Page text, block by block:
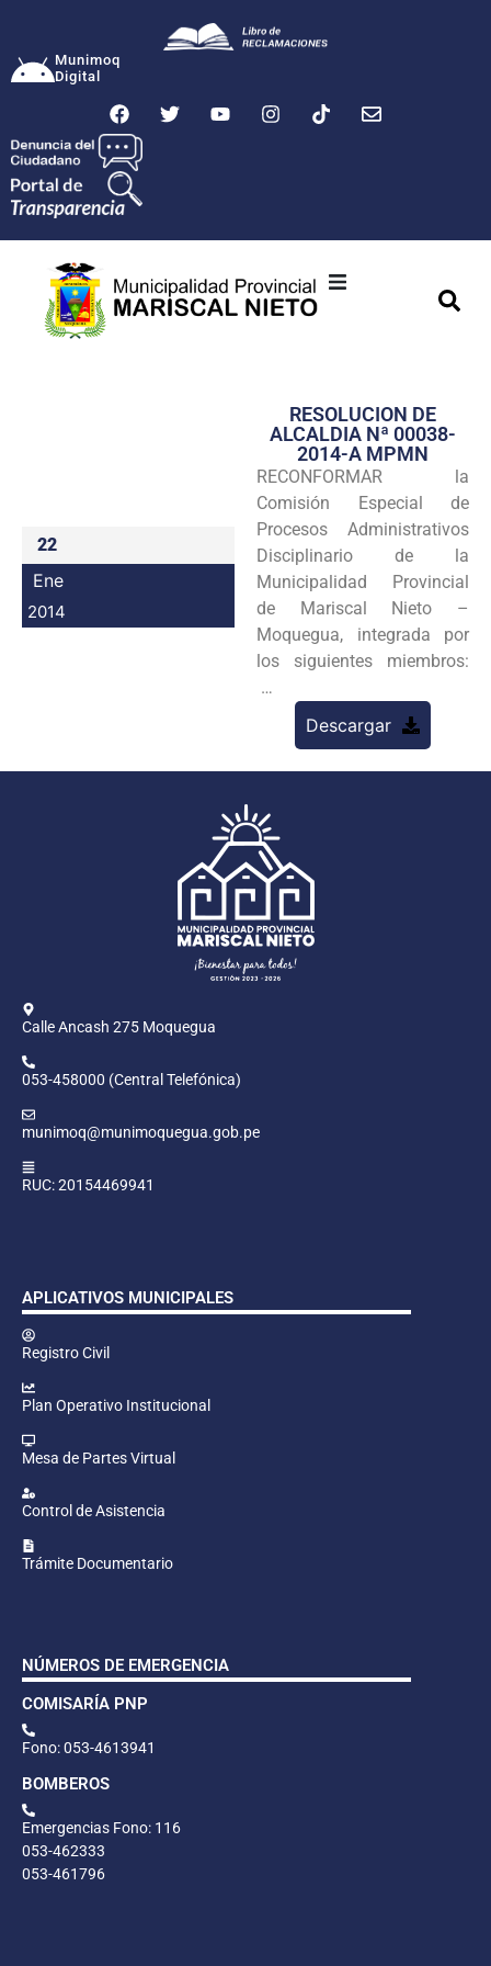
Munimoq
Digital
Transparencia
Seguridad
Programas
Intranet
22
Ene
2014
RESOLUCION DE
ALCALDIA Nª 00038-
2014-A MPMN
RECONFORMAR la
Comisión Especial de
Procesos Administrativos
Disciplinario de la
Municipalidad Provincial
de Mariscal Nieto –
Moquegua, integrada por
los siguientes miembros:
…
Descargar
Calle Ancash 275 Moquegua
053-458000 (Central Telefónica)
munimoq@munimoquegua.gob.pe
RUC: 20154469941
APLICATIVOS MUNICIPALES
Registro Civil
Plan Operativo Institucional
Mesa de Partes Virtual
Control de Asistencia
Trámite Documentario
NÚMEROS DE EMERGENCIA
COMISARÍA PNP
Fono: 053-4613941
BOMBEROS
Emergencias Fono: 116
053-462333
053-461796